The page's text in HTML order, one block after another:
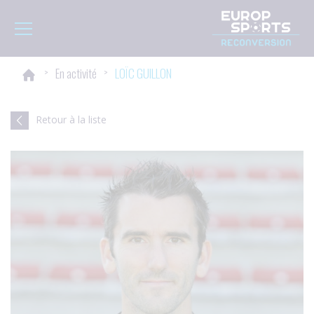
Toggle navigation
> En activité > LOÏC GUILLON
Retour à la liste